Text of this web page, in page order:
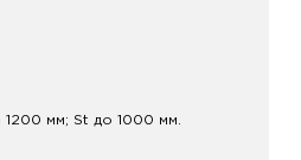
1200 мм; St до 1000 мм.